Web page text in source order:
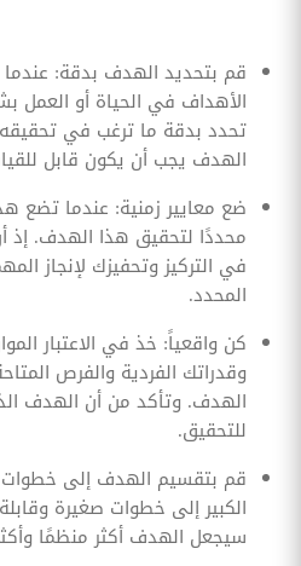
قم بتحديد الهدف بدقة:
الأهداف في الحياة أو العمل
تحدد بدقة ما ترغب في
الهدف يجب أن يكون قابل
ضع معايير زمنية: عندما تضع
محددًا لتحقيق هذا الهدف.
في التركيز وتحفيزك لإنجاز
المحدد.
كن واقعياً: خذ في الاعتبار
وقدراتك الفردية والفرص
الهدف. وتأكد من أن الهدف
للتحقيق.
قم بتقسيم الهدف إلى
الكبير إلى خطوات صغيرة
سيجعل الهدف أكثر منظمًا